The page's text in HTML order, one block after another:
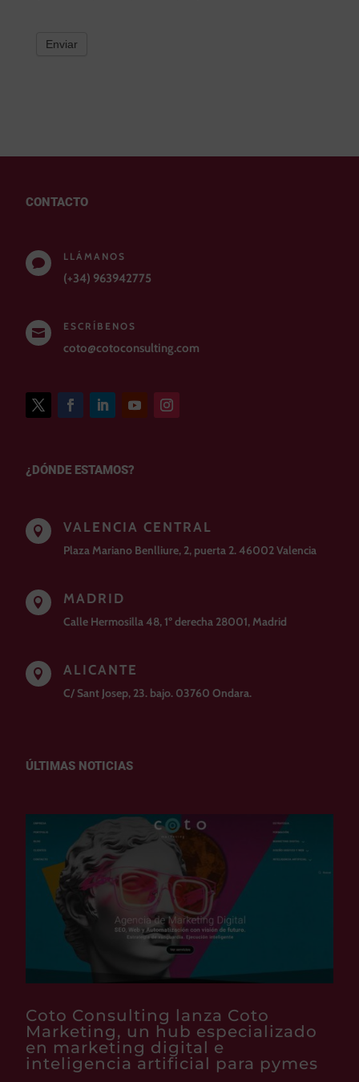
Enviar
CONTACTO

LLÁMANOS
(+34) 963942775

ESCRÍBENOS
coto@cotoconsulting.com
¿DÓNDE ESTAMOS?
 VALENCIA CENTRAL
Plaza Mariano Benlliure, 2, puerta 2. 46002 Valencia
 MADRID
Calle Hermosilla 48, 1º derecha 28001, Madrid
 ALICANTE
C/ Sant Josep, 23. bajo. 03760 Ondara.
ÚLTIMAS NOTICIAS
Coto Consulting lanza Coto
Marketing, un hub especializado
en marketing digital e
inteligencia artificial para pymes